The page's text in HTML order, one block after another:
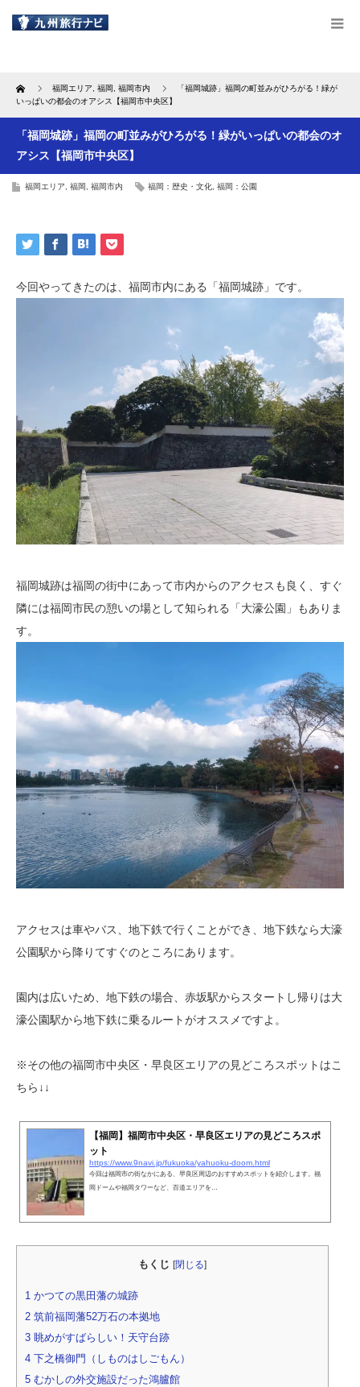
Home 福岡エリア 福岡 福岡市内
「福岡城跡」福岡の町並みがひろがる！緑が
いっぱいの都会のオアシス【福岡市中央区】
「福岡城跡」福岡の町並みがひろがる！緑がいっぱいの都会のオ
アシス【福岡市中央区】
福岡エリア 福岡 福岡市内 福岡：歴史・文化 福岡：公園
今回やってきたのは、福岡市内にある「福岡城跡」です。
福岡城跡は福岡の街中にあって市内からのアクセスも良く、すぐ
隣には福岡市民の憩いの場として知られる「大濠公園」もありま
す。
アクセスは車やバス、地下鉄で行くことができ、地下鉄なら大濠
公園駅から降りてすぐのところにあります。
園内は広いため、地下鉄の場合、赤坂駅からスタートし帰りは大
濠公園駅から地下鉄に乗るルートがオススメですよ。
※その他の福岡市中央区・早良区エリアの見どころスポットはこ
ちら↓↓
【福岡】福岡市中央区・早良区エリアの見どころスポ
ット
https://www.9navi.jp/fukuoka/yahuoku-doom.html
今回は福岡市の街なかにある、早良区周辺のおすすめスポットを紹介します。福
岡ドームや福岡タワーなど、百道エリアを…
もくじ [閉じる]
1 かつての黒田藩の城跡
2 筑前福岡藩52万石の本拠地
3 眺めがすばらしい！天守台跡
4 下之橋御門（しものはしごもん）
5 むかしの外交施設だった鴻臚館